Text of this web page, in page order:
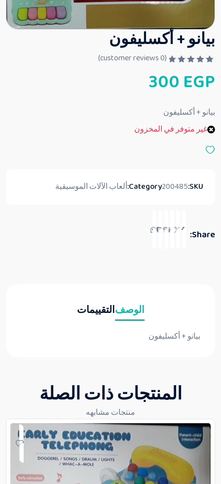
بيانو + أكسليفون
م
ا
ي
م
ن
(
0
300 EGP
بيانو + أكسليفون
غير متوفر في المخزون
SKU:
200485
Category:ألعاب الآلات الموسيقية
Share:
الوصفالتقييمات
بيانو + أكسليفون
المنتجات ذات الصلة
منتجات مشابهه